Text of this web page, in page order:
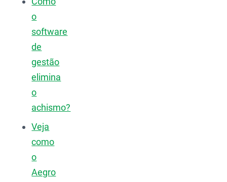
o
software
de
gestão
elimina
o
achismo?
Veja
como
o
Aegro